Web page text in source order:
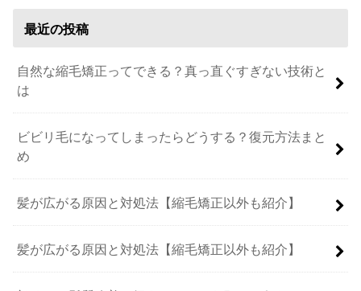
最近の投稿
自然な縮毛矯正ってできる？真っ直ぐすぎない技術と
は
ビビリ毛になってしまったらどうする？復元方法まと
め
髪が広がる原因と対処法【縮毛矯正以外も紹介】
髪が広がる原因と対処法【縮毛矯正以外も紹介】